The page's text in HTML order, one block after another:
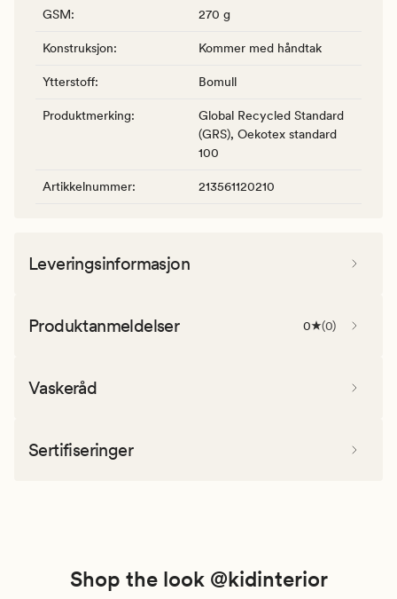
GSM: 270 g
Konstruksjon: Kommer med håndtak
Ytterstoff: Bomull
Produktmerking:
Global Recycled Standard
(GRS), Oekotex standard
100
Artikkelnummer: 213561120210
Leveringsinformasjon
Produktanmeldelser 0 (0)
Vaskeråd
Sertifiseringer
Shop the look @kidinterior